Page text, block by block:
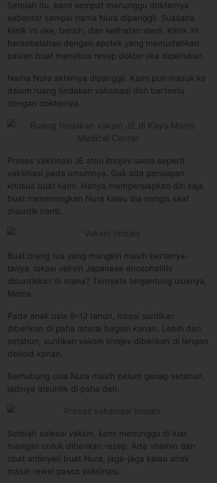
Setelah itu, kami sempat menunggu dokternya
sebentar sampai nama Nura dipanggil. Suasana
klinik ini oke, bersih, dan kelihatan steril. Klinik ini
bersebelahan dengan apotek yang memudahkan
pasien buat menebus resep dokter jika diperlukan.
Nama Nura akhirnya dipanggil. Kami pun masuk ke
dalam ruang tindakan vaksinasi dan bertemu
dengan dokternya.
Proses vaksinasi JE atau Imojev sama seperti
vaksinasi pada umumnya. Gak ada persiapan
khusus buat kami. Hanya mempersiapkan diri saja
buat menenangkan Nura kalau dia nangis saat
disuntik nanti.
Buat orang tua yang mungkin masih bertanya-
tanya, lokasi vaksin Japanese encephalitis
disuntikkan di mana? Ternyata tergantung usianya,
Moms.
Pada anak usia 9-12 tahun, lokasi suntikan
diberikan di paha lateral bagian kanan. Lebih dari
setahun, suntikan vaksin Imojev diberikan di lengan
deltoid kanan.
Berhubung usia Nura masih belum genap setahun,
jadinya disuntik di paha deh.
Setelah selesai vaksin, kami menunggu di luar
ruangan untuk diberikan resep. Ada vitamin dan
obat antinyeri buat Nura, jaga-jaga kalau anak
masih rewel pasca vaksinasi.